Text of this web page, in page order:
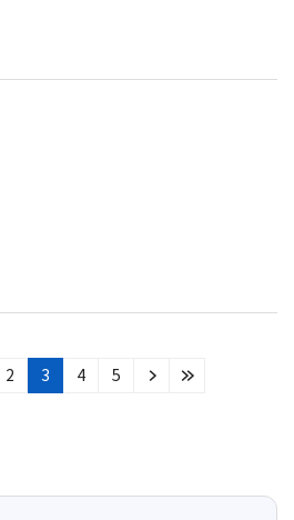
2 3 4 5
다
마